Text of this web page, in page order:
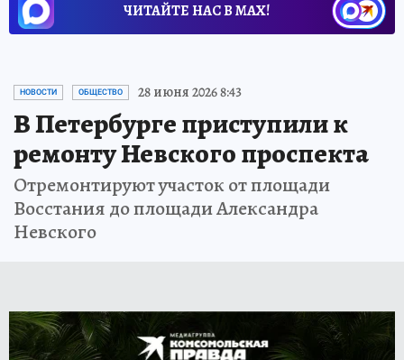
ЧИТАЙТЕ НАС В МАХ!
НОВОСТИ ОБЩЕСТВО 28 июня 2026 8:43
В Петербурге приступили к
ремонту Невского проспекта
Отремонтируют участок от площади
Восстания до площади Александра
Невского